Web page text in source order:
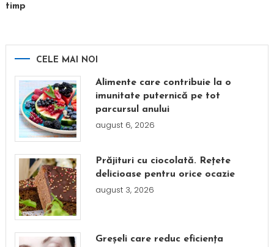
timp
CELE MAI NOI
Alimente care contribuie la o
imunitate puternică pe tot
parcursul anului
august 6, 2026
Prăjituri cu ciocolată. Rețete
delicioase pentru orice ocazie
august 3, 2026
Greșeli care reduc eficiența